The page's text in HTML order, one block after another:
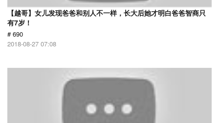
【越哥】女儿发现爸爸和别人不一样，长大后她才明白爸爸智商只
有7岁！
# 690
2018-08-27 07:08